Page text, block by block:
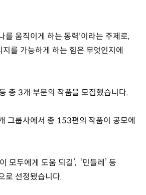
움직이게 하는 동력'이라는 주제로,
를 가능하게 하는 힘은 무엇인지에
총 3개 부문의 작품을 모집했습니다.
그룹사에서 총 153편의 작품이 공모에
모두에게 도움 되길’, ‘민들레’ 등
로 선정됐습니다.